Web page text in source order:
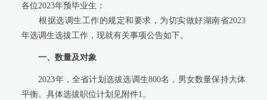
各位2023年预毕业生：
根据选调生工作的规定和要求，为切实做好湖南省2023
年选调生选拔工作，现就有关事项公告如下。
一、数量及对象
2023年，全省计划选拔选调生800名，男女数量保持大体
平衡。具体选拔职位计划见附件1。